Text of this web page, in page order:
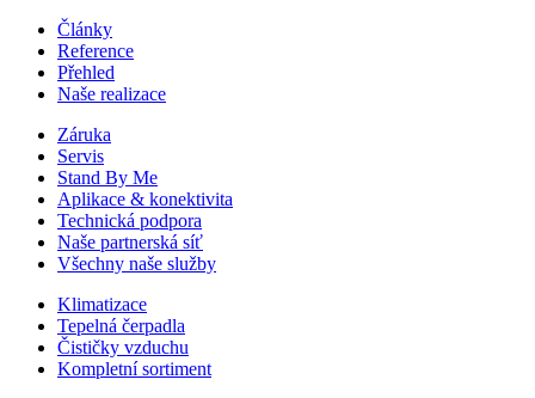
Články
Reference
Přehled
Naše realizace
Záruka
Servis
Stand By Me
Aplikace & konektivita
Technická podpora
Naše partnerská síť
Všechny naše služby
Klimatizace
Tepelná čerpadla
Čističky vzduchu
Kompletní sortiment